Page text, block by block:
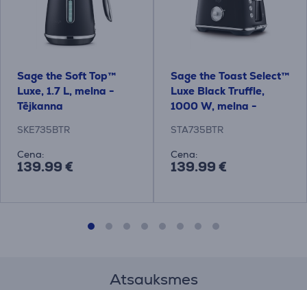
Sage the Soft Top™
Luxe, 1.7 L, melna -
Tējkanna
SKE735BTR
Cena:
139.99 €
Sage the Toast Select™
Luxe Black Truffle,
1000 W, melna -
STA735BTR
Cena:
139.99 €
Atsauksmes